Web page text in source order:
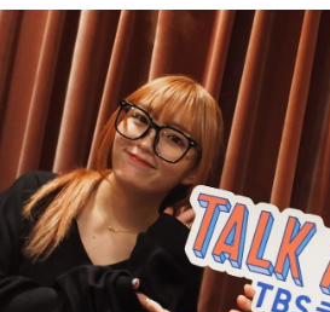
イベント・グッズ
YouTube
会社情報